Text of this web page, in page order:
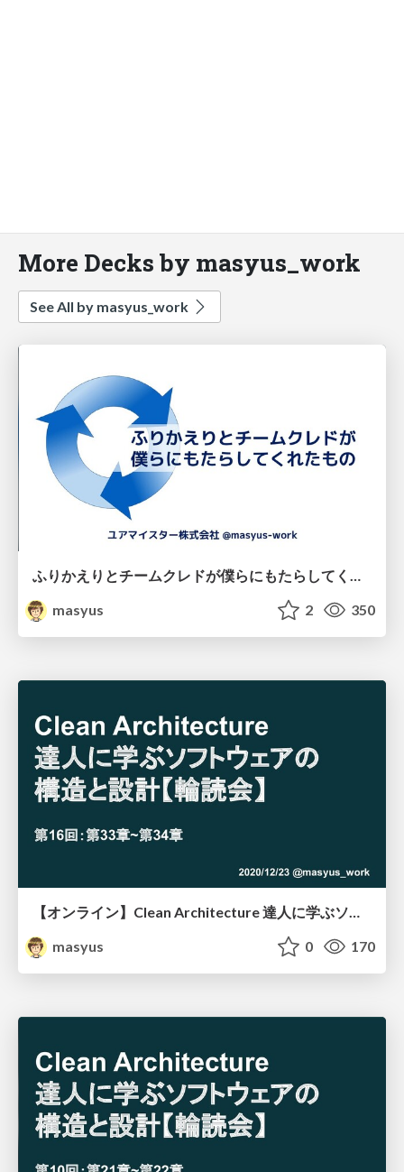
More Decks by masyus_work
See All by masyus_work
ふりかえりとチームクレドが僕らにもたらしてくれたもの
masyus
2 350
masyus
0 170